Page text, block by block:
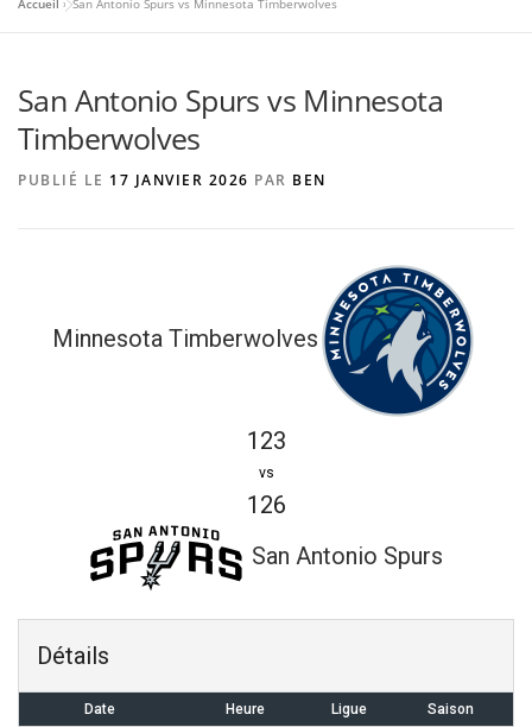
Accueil »San Antonio Spurs vs Minnesota Timberwolves
San Antonio Spurs vs Minnesota
Timberwolves
PUBLIÉ LE 17 JANVIER 2026 PAR BEN
Minnesota Timberwolves
123
vs
126
San Antonio Spurs
Détails
Date Heure Ligue Saison